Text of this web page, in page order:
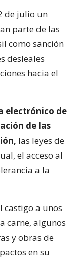
de julio un
parte de las
como sanción
desleales
hacia el
electrónico de
de las
las leyes de
el acceso al
a la
castigo a unos
carne, algunos
y obras de
en su